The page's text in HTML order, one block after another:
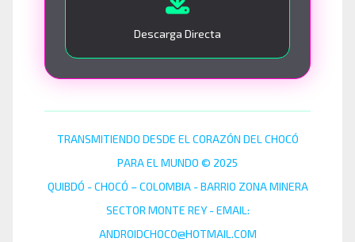
Descarga Directa
TRANSMITIENDO DESDE EL CORAZÓN DEL CHOCÓ
PARA EL MUNDO © 2025
QUIBDÓ - CHOCÓ – COLOMBIA - BARRIO ZONA MINERA
SECTOR MONTE REY - EMAIL:
ANDROIDCHOCO@HOTMAIL.COM